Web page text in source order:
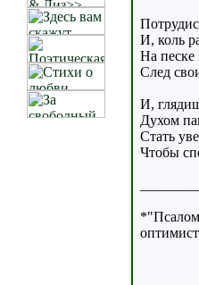
И, коль
На песке
След
И,
Духом
Стать
Чтобы